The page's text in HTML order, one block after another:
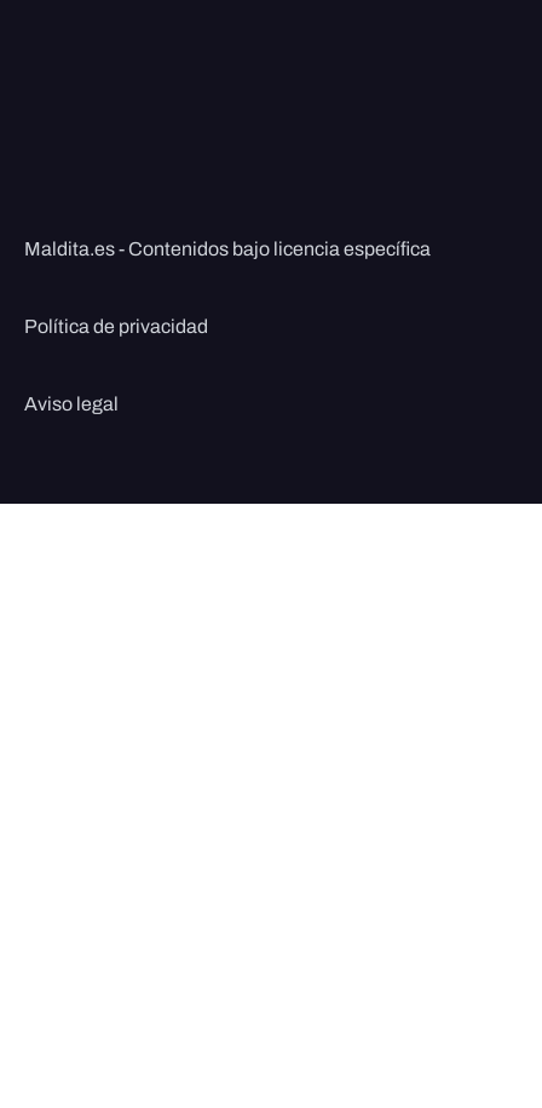
Maldita.es - Contenidos bajo licencia específica
Política de privacidad
Aviso legal